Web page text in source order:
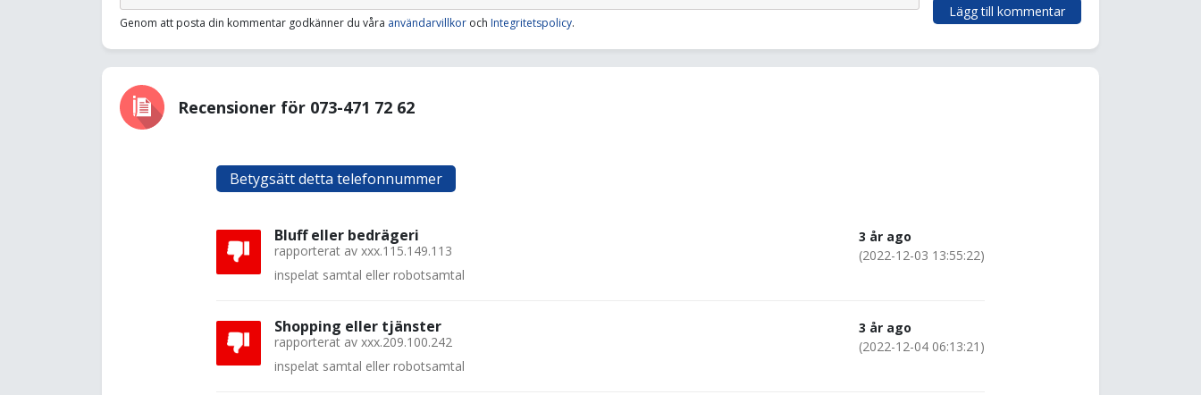
Genom att posta din kommentar godkänner du våra användarvillkor och Integritetspolicy.
Lägg till kommentar
Recensioner för 073-471 72 62
Betygsätt detta telefonnummer
Bluff eller bedrägeri
rapporterat av xxx.115.149.113
inspelat samtal eller robotsamtal
3 år ago
(2022-12-03 13:55:22)
Shopping eller tjänster
rapporterat av xxx.209.100.242
inspelat samtal eller robotsamtal
3 år ago
(2022-12-04 06:13:21)